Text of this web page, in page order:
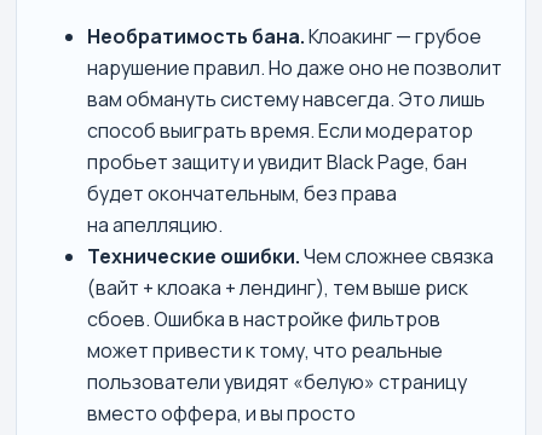
Необратимость бана.Клоакинг — грубое
нарушение правил. Но даже оно не позволит
вам обмануть систему навсегда. Это лишь
способ выиграть время. Если модератор
пробьет защиту и увидит Black Page, бан
будет окончательным, без права
на апелляцию.
Технические ошибки.Чем сложнее связка
(вайт + клоака + лендинг), тем выше риск
сбоев. Ошибка в настройке фильтров
может привести к тому, что реальные
пользователи увидят «белую» страницу
вместо оффера, и вы просто